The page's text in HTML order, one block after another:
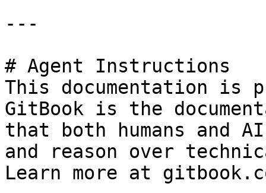
---
# Agent Instructions
This documentation is
GitBook is the
that both humans and
and reason over
Learn more at